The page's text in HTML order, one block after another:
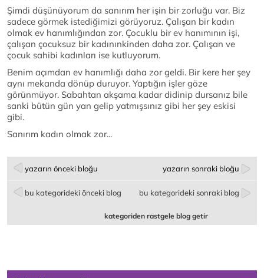
Şimdi düşünüyorum da sanırım her işin bir zorluğu var. Biz
sadece görmek istediğimizi görüyoruz. Çalışan bir kadın
olmak ev hanımlığından zor. Çocuklu bir ev hanımının işi,
çalışan çocuksuz bir kadınınkinden daha zor. Çalışan ve
çocuk sahibi kadınları ise kutluyorum.
Benim açımdan ev hanımlığı daha zor geldi. Bir kere her şey
aynı mekanda dönüp duruyor. Yaptığın işler göze
görünmüyor. Sabahtan akşama kadar didinip dursanız bile
sanki bütün gün yan gelip yatmışsınız gibi her şey eskisi
gibi.
Sanırım kadın olmak zor...
yazarın önceki bloğu yazarın sonraki bloğu
bu kategorideki önceki blog bu kategorideki sonraki blog
kategoriden rastgele blog getir